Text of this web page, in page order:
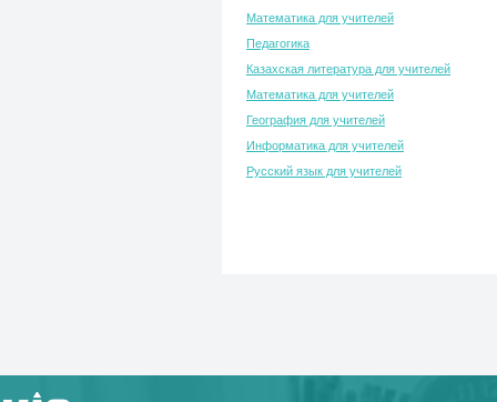
Математика для учителей
Педагогика
Казахская литература для учителей
Математика для учителей
География для учителей
Информатика для учителей
Русский язык для учителей